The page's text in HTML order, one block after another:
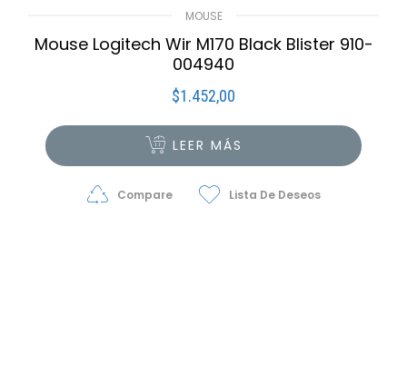
MOUSE
Mouse Logitech Wir M170 Black Blister 910-
004940
$1.452,00
LEER MÁS
Compare Lista De Deseos